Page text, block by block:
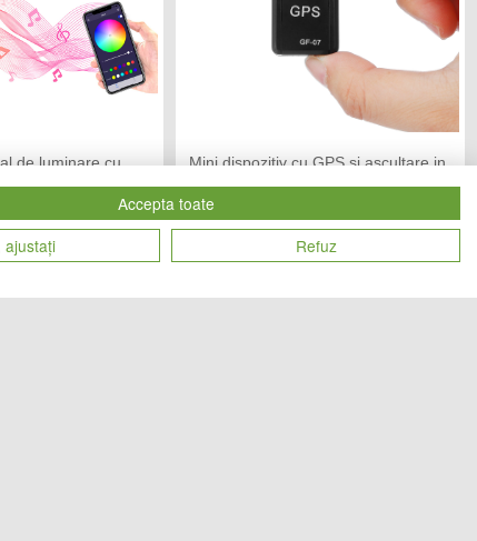
de luminare cu
69 lei
Mini dispozitiv cu GPS si ascultare in
Vandut de:
18913 72 lei
Accepta toate
ajustați
Refuz